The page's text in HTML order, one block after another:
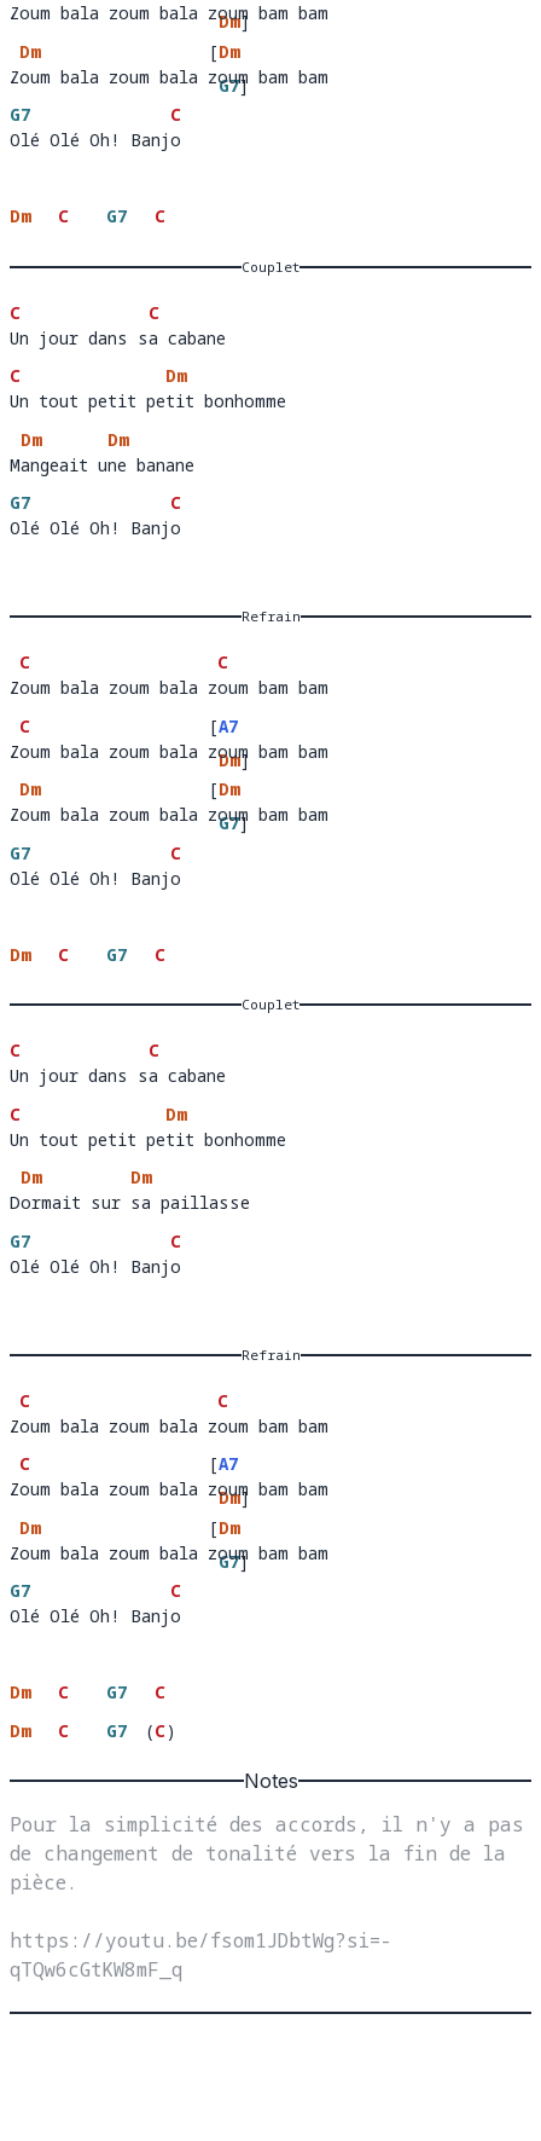
Zoum bala zoum bala
oum bam
Dm]
bam
Zoum bala zoum bala zoum bam bam
Z
Dm
oum bala zoum bala
[Dm
oum bam
G7]
Zoum bala zoum bala zoum bam bam
G7
Olé Olé Oh! Banj
C
o
Olé Olé Oh! Banjo
Dm C G7 C
Couplet
C
Un jour dans s
C
a
Un jour dans sa cabane
C
Un tout petit pe
Dm
ti
Un tout petit petit bonhomme
M
Dm
angeait u
Dm
ne
Mangeait une banane
G7
Olé Olé Oh! Banj
C
o
Olé Olé Oh! Banjo
Refrain
Z
C
oum bala zoum bala z
C
o
Zoum bala zoum bala zoum bam bam
Z
C
oum bala zoum bala
[A7
oum bam
Dm]
bam
Zoum bala zoum bala zoum bam bam
Z
Dm
oum bala zoum bala
[Dm
oum bam
G7]
Zoum bala zoum bala zoum bam bam
G7
Olé Olé Oh! Banj
C
o
Olé Olé Oh! Banjo
Dm C G7 C
Couplet
C
Un jour dans s
C
a
Un jour dans sa cabane
C
Un tout petit pe
Dm
ti
Un tout petit petit bonhomme
D
Dm
ormait sur
Dm
sa
Dormait sur sa paillasse
G7
Olé Olé Oh! Banj
C
o
Olé Olé Oh! Banjo
Refrain
Z
C
oum bala zoum bala z
C
o
Zoum bala zoum bala zoum bam bam
Z
C
oum bala zoum bala
[A7
oum bam
Dm]
bam
Zoum bala zoum bala zoum bam bam
Z
Dm
oum bala zoum bala
[Dm
oum bam
G7]
Zoum bala zoum bala zoum bam bam
G7
Olé Olé Oh! Banj
C
o
Olé Olé Oh! Banjo
Dm C G7
C
Dm
C G7 (C)
Notes
Pour la simplicité des accords, il n'y a pas
de changement de tonalité vers la fin de la
pièce.
https://youtu.be/fsom1JDbtWg?si=-